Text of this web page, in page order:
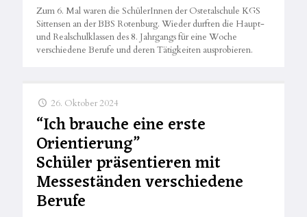
Zum 6. Mal waren die SchülerInnen der Ostetalschule KGS
Sittensen an der BBS Rotenburg. Wieder durften die Haupt-
und Realschulklassen des 8. Jahrgangs für eine Woche
verschiedene Berufe und deren Tätigkeiten ausprobieren.
26. Oktober 2024
“Ich brauche eine erste
Orientierung”
Schüler präsentieren mit
Messeständen verschiedene
Berufe